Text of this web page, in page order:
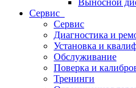
Выносной
Сервис
Сервис
Диагностика и
Установка и
Обслуживание
Поверка и
Тренинги